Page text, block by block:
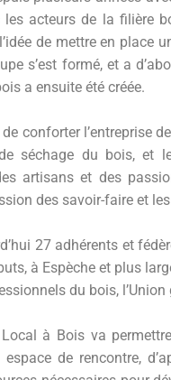
les acteurs de la filière
de mettre en place
s’est formé, et a
a ensuite été créée.
conforter l’entreprise
séchage du bois, et
artisans et des
des savoir-faire et
27 adhérents et
à Espèche et plus
du bois,
à Bois va
de rencontre,